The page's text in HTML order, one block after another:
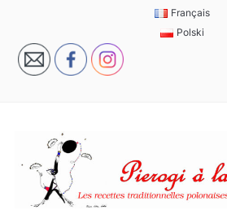
Français
Polski